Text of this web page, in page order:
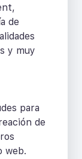
de
y muy
para
de
web.